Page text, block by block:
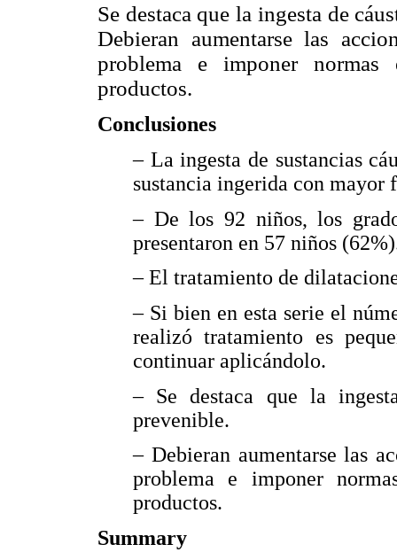
Se destaca que la ingesta de
Debieran aumentarse las
problema e imponer normas
productos.
Conclusiones
– La ingesta de sustancias
sustancia ingerida con mayor
– De los 92 niños, los
presentaron en 57 niños
– El tratamiento de
– Si bien en esta serie el
realizó tratamiento es
continuar aplicándolo.
– Se destaca que la
prevenible.
– Debieran aumentarse las
problema e imponer
productos.
Summary